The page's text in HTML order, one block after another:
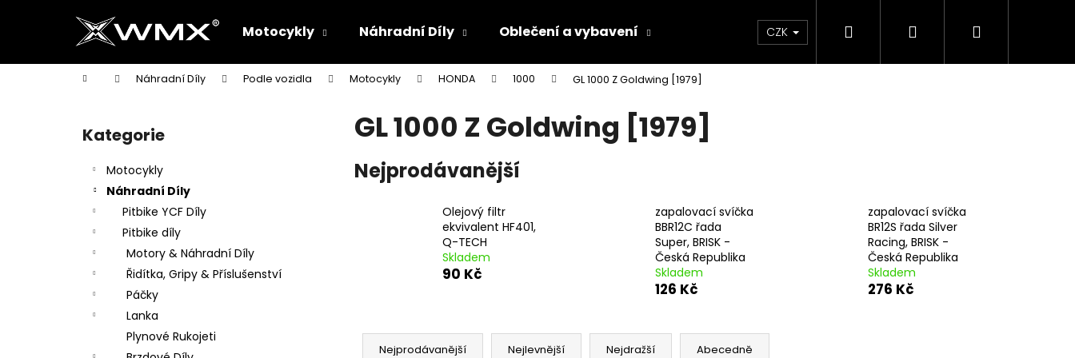
Motocykly Náhradní Díly Oblečení a vybavení Oleje & Maziva Příslušenství Dárkové
CZK Hledat PřihlášeníNákupní
Domů Náhradní Díly Podle vozidla Motocykly HONDA 1000 GL 1000 Z Goldwing [1979]
Přeskočit
kategorie
Kategorie
Motocykly
Náhradní Díly
Pitbike YCF Díly
Pitbike díly
Motory & Náhradní Díly
Řidítka, Gripy & Příslušenství
Páčky
Lanka
Plynové Rukojeti
GL 1000 Z Goldwing [1979]
Nejprodávanější
Olejový filtr
ekvivalent HF401,
Q-TECH
Skladem
90 Kč
zapalovací svíčka
BBR12C řada
Super, BRISK -
Česká Republika
Skladem
126 Kč
zapalovací svíčka
BR12S řada Silver
Racing, BRISK -
Česká Republika
Skladem
276 Kč
Ř
Nejprodávanější Nejlevnější Nejdražší Abecedně
í
Zpět
do
Zpět
do
Co potřebujete najít?
HLEDAT
Doporučujeme